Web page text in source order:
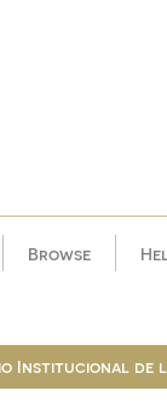
Browse
Institucional de